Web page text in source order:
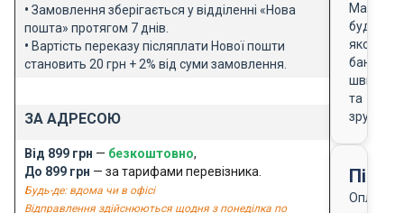
• Замовлення зберігається у відділенні «Нова
пошта» протягом 7 днів.
• Вартість переказу післяплати Нової пошти
становить 20 грн + 2% від суми замовлення.
ЗА АДРЕСОЮ
Від 899 грн — безкоштовно,
До 899 грн — за тарифами перевізника.
Будь-де: вдома чи в офісі
Відправлення здійснюються щодня з понеділка по
будь-
якого
банку
швидко
та
зручно
Оплата